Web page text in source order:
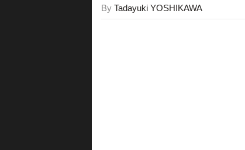
By Tadayuki YOSHIKAWA